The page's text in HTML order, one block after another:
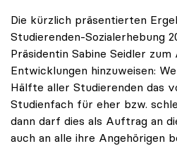
Die kürzlich präsentierten
Studierenden-Sozialerhebung
Präsidentin Sabine Seidler
Entwicklungen hinzuweisen:
Hälfte aller Studierenden das
Studienfach für eher bzw.
dann darf dies als Auftrag an
auch an alle ihre Angehörigen